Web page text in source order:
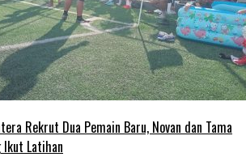
Rekrut Dua Pemain Baru, Novan dan Tama
Ikut Latihan